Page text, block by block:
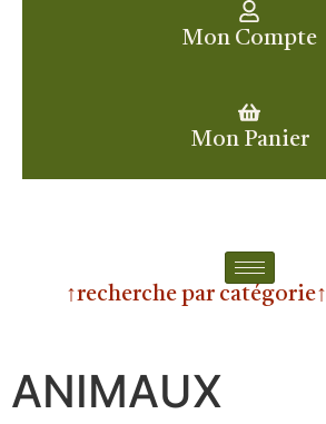
Mon Compte
Mon Panier
↑recherche par catégorie↑
ANIMAUX